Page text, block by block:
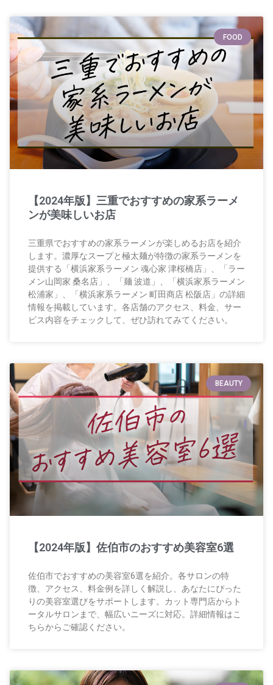
FOOD
【2024年版】三重でおすすめの家系ラーメ
ンが美味しいお店
三重県でおすすめの家系ラーメンが楽しめるお店を紹介
します。濃厚なスープと極太麺が特徴の家系ラーメンを
提供する「横浜家系ラーメン 魂心家 津桜橋店」、「ラー
メン山岡家 桑名店」、「麺 波道」、「横浜家系ラーメン
松浦家」、「横浜家系ラーメン 町田商店 松阪店」の詳細
情報を掲載しています。各店舗のアクセス、料金、サー
ビス内容をチェックして、ぜひ訪れてみてください。
BEAUTY
【2024年版】佐伯市のおすすめ美容室6選
佐伯市でおすすめの美容室6選を紹介。各サロンの特
徴、アクセス、料金例を詳しく解説し、あなたにぴった
りの美容室選びをサポートします。カット専門店からト
ータルサロンまで、幅広いニーズに対応。詳細情報はこ
ちらからご確認ください。